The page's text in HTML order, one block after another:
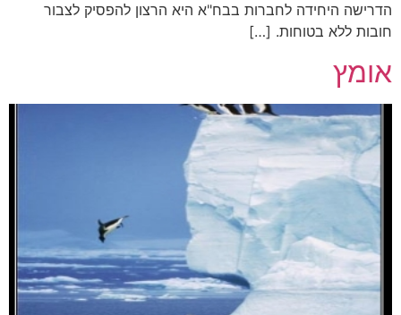
הדרישה היחידה לחברות בבח"א היא הרצון להפסיק לצבור
חובות ללא בטוחות. […]
אומץ